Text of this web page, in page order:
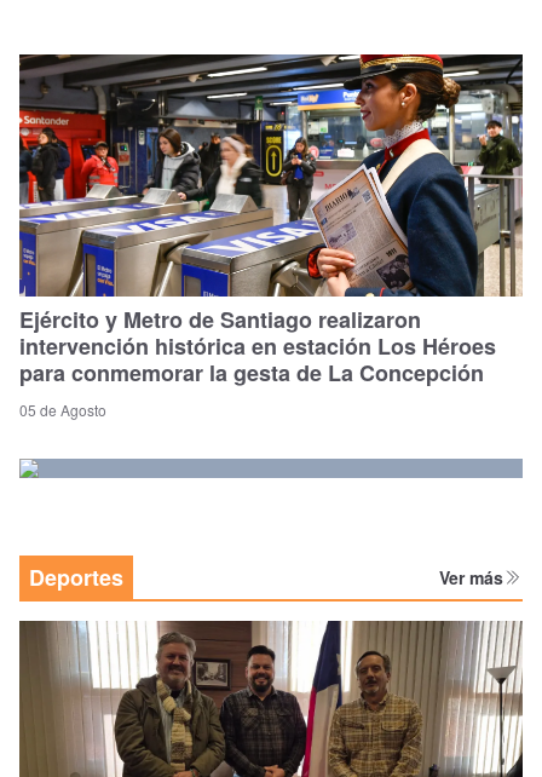
Ejército y Metro de Santiago realizaron
intervención histórica en estación Los Héroes
para conmemorar la gesta de La Concepción
05 de Agosto
Deportes Ver más